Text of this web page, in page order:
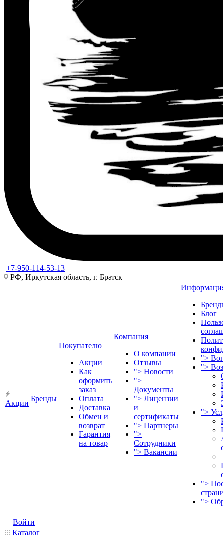
+7-950-114-53-13
РФ, Иркутская область, г. Братск
Акции
Бренды
Покупателю
Акции
Как
оформить
заказ
Оплата
Доставка
Обмен и
возврат
Гарантия
на товар
Компания
О компании
Отзывы
"> Новости
">
Документы
"> Лицензии
и
сертификаты
"> Партнеры
">
Сотрудники
"> Вакансии
Блог
">
">
">
">
">
Войти
Каталог